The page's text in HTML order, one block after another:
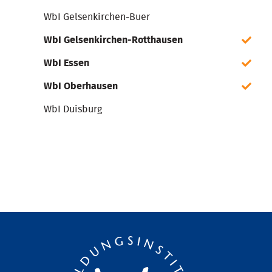
WbI Gelsenkirchen-Buer
WbI Gelsenkirchen-Rotthausen
WbI Essen
WbI Oberhausen
WbI Duisburg